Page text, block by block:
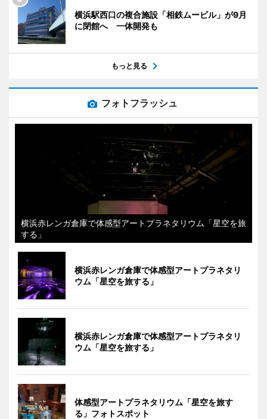
横浜駅西口の複合施設「相鉄ムービル」が9月
に閉館へ 一体開発も
もっと見る
フォトフラッシュ
横浜赤レンガ倉庫で体感型アートプラネタリウム「星空を旅
する」
横浜赤レンガ倉庫で体感型アートプラネタリ
ウム「星空を旅する」
横浜赤レンガ倉庫で体感型アートプラネタリ
ウム「星空を旅する」
体感型アートプラネタリウム「星空を旅す
る」フォトスポット